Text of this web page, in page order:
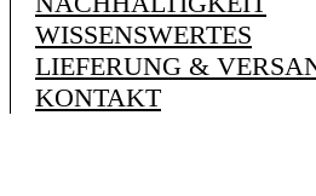
WISSENSWERTES
LIEFERUNG &
KONTAKT